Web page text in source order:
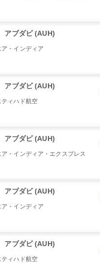
アブダビ (AUH)
ア・インディア
アブダビ (AUH)
ティハド航空
アブダビ (AUH)
ア・インディア・エクスプレス
アブダビ (AUH)
ア・インディア
アブダビ (AUH)
ティハド航空